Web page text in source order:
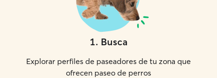
1. Busca
Explorar perfiles de paseadores de tu zona que
ofrecen paseo de perros